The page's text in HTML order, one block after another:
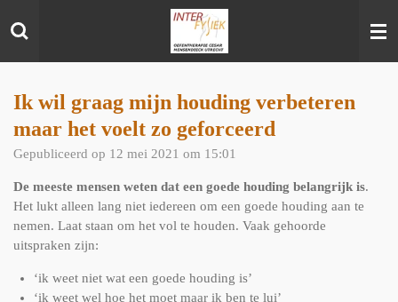
direct
hoofdinhoud
Ik wil graag mijn houding verbeteren
maar het voelt zo geforceerd
Gepubliceerd op 12 mei 2021 om 15:01
De meeste mensen weten dat een goede houding belangrijk is.
Het lukt alleen lang niet iedereen om een goede houding aan te
nemen. Laat staan om het vol te houden. Vaak gehoorde
uitspraken zijn:
‘ik weet niet wat een goede houding is’
‘ik weet wel hoe het moet maar ik ben te lui’